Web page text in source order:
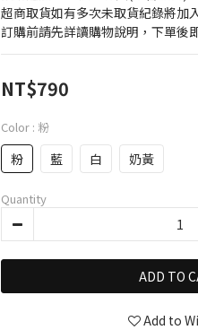
超商取貨如有多次未取貨紀錄將加
訂購前請先詳讀購物說明，下單後
NT$790
Color : 粉
粉 藍 白 奶黃
Quantity
ADD TO
Add to